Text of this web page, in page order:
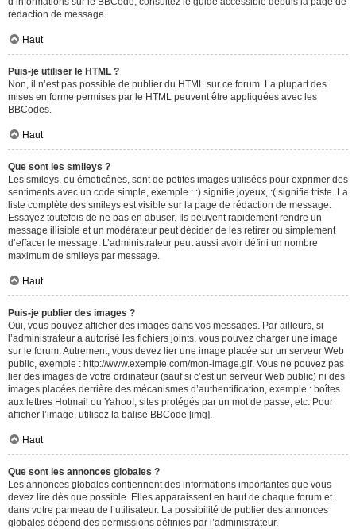
rédaction de message.
Haut
Puis-je utiliser le HTML ?
Non, il n’est pas possible de publier du HTML sur ce forum. La plupart des
mises en forme permises par le HTML peuvent être appliquées avec les
BBCodes.
Haut
Que sont les smileys ?
Les smileys, ou émoticônes, sont de petites images utilisées pour exprimer des
sentiments avec un code simple, exemple : :) signifie joyeux, :( signifie triste. La
liste complète des smileys est visible sur la page de rédaction de message.
Essayez toutefois de ne pas en abuser. Ils peuvent rapidement rendre un
message illisible et un modérateur peut décider de les retirer ou simplement
d’effacer le message. L’administrateur peut aussi avoir défini un nombre
maximum de smileys par message.
Haut
Puis-je publier des images ?
Oui, vous pouvez afficher des images dans vos messages. Par ailleurs, si
l’administrateur a autorisé les fichiers joints, vous pouvez charger une image
sur le forum. Autrement, vous devez lier une image placée sur un serveur Web
public, exemple : http://www.exemple.com/mon-image.gif. Vous ne pouvez pas
lier des images de votre ordinateur (sauf si c’est un serveur Web public) ni des
images placées derrière des mécanismes d’authentification, exemple : boîtes
aux lettres Hotmail ou Yahoo!, sites protégés par un mot de passe, etc. Pour
afficher l’image, utilisez la balise BBCode [img].
Haut
Que sont les annonces globales ?
Les annonces globales contiennent des informations importantes que vous
devez lire dès que possible. Elles apparaissent en haut de chaque forum et
dans votre panneau de l’utilisateur. La possibilité de publier des annonces
globales dépend des permissions définies par l’administrateur.